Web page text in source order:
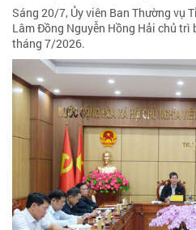
Sáng 20/7, Ủy viên Ban Thường vụ
Lâm Đồng Nguyễn Hồng Hải chủ
tháng 7/2026.